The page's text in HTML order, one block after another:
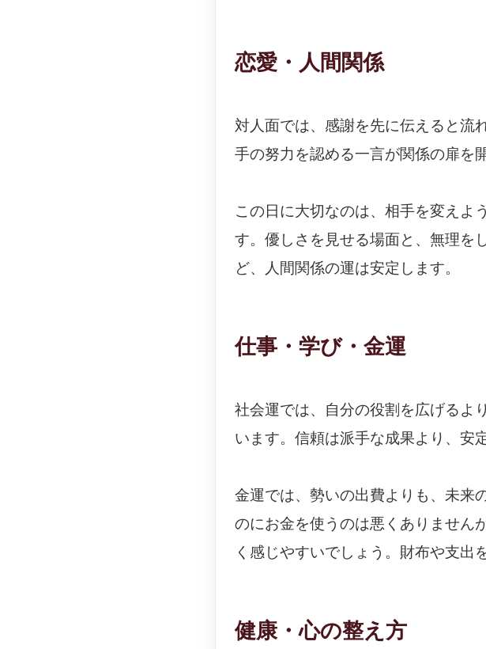
恋愛・人間関係
対人面では、感謝を先に伝えると流
手の努力を認める一言が関係の扉を
この日に大切なのは、相手を変えよ
す。優しさを見せる場面と、無理を
ど、人間関係の運は安定します。
仕事・学び・金運
社会運では、自分の役割を広げるよ
います。信頼は派手な成果より、安
金運では、勢いの出費よりも、未来
のにお金を使うのは悪くありません
く感じやすいでしょう。財布や支出
健康・心の整え方